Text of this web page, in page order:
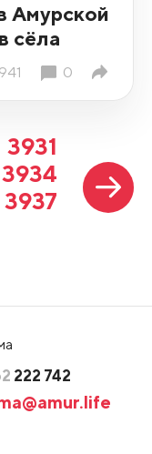
Амурской
сёла
941 0
3931
3934
3937
222 742